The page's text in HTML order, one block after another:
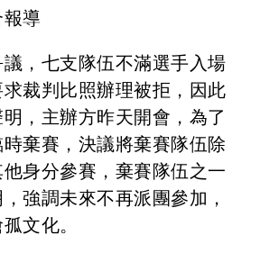
導
，七支隊伍不滿選手入場
裁判比照辦理被拒，因此
，主辦方昨天開會，為了
棄賽，決議將棄賽隊伍除
身分參賽，棄賽隊伍之一
強調未來不再派團參加，
文化。